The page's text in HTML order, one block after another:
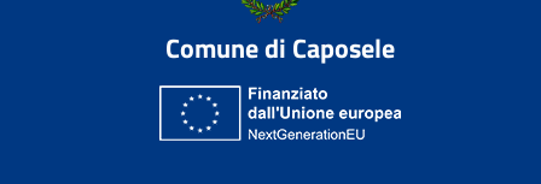
Comune di Caposele